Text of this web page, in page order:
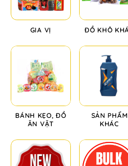
GIA VỊ ĐỒ KHÔ
BÁNH KẸO, ĐỒ
ĂN VẶT
SẢN PHẨM
KHÁC